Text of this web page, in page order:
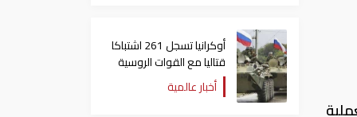
أوكرانيا تسجل 261 اشتباكا
قتاليا مع القوات الروسية
أخبار عالمية